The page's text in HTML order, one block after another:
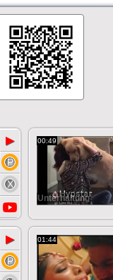
▶ 00:49
Unterhaltung
▶ 01:44